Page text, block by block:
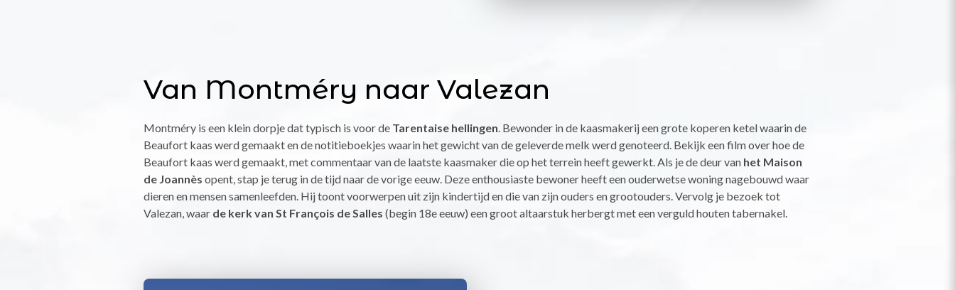
Van Montméry naar Valezan
Montméry is een klein dorpje dat typisch is voor de Tarentaise hellingen. Bewonder in de kaasmakerij een grote koperen ketel waarin de
Beaufort kaas werd gemaakt en de notitieboekjes waarin het gewicht van de geleverde melk werd genoteerd. Bekijk een film over hoe de
Beaufort kaas werd gemaakt, met commentaar van de laatste kaasmaker die op het terrein heeft gewerkt. Als je de deur van het Maison
de Joannès opent, stap je terug in de tijd naar de vorige eeuw. Deze enthousiaste bewoner heeft een ouderwetse woning nagebouwd waar
dieren en mensen samenleefden. Hij toont voorwerpen uit zijn kindertijd en die van zijn ouders en grootouders. Vervolg je bezoek tot
Valezan, waar de kerk van St François de Salles (begin 18e eeuw) een groot altaarstuk herbergt met een verguld houten tabernakel.